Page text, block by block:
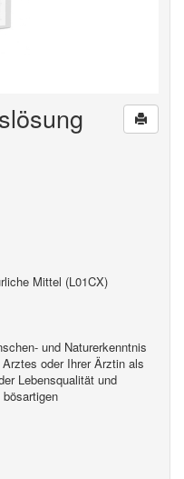
Mittel (L01CX)
und Naturerkenntnis
oder Ihrer Ärztin als
Lebensqualität und